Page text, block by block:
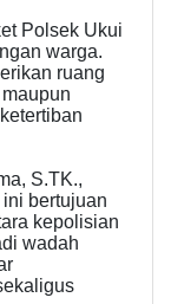
Polsek Ukui
warga.
ruang
S.TK.,
bertujuan
kepolisian
wadah